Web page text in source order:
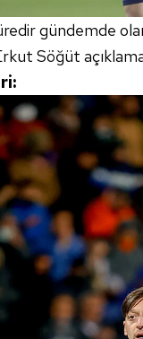
gündemde
Söğüt